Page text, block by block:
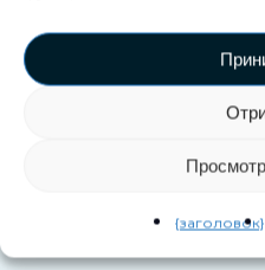
{заголовок}